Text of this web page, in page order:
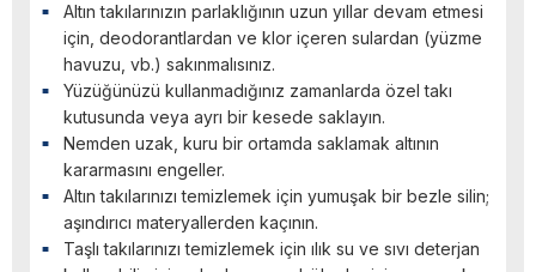
Altın takılarınızın parlaklığının uzun yıllar devam etmesi
için, deodorantlardan ve klor içeren sulardan (yüzme
havuzu, vb.) sakınmalısınız.
Yüzüğünüzü kullanmadığınız zamanlarda özel takı
kutusunda veya ayrı bir kesede saklayın.
Nemden uzak, kuru bir ortamda saklamak altının
kararmasını engeller.
Altın takılarınızı temizlemek için yumuşak bir bezle silin;
aşındırıcı materyallerden kaçının.
Taşlı takılarınızı temizlemek için ılık su ve sıvı deterjan